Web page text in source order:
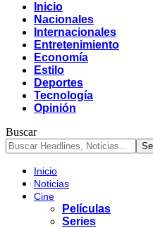
Inicio
Nacionales
Internacionales
Entretenimiento
Economía
Estilo
Deportes
Tecnología
Opinión
Buscar
Inicio
Noticias
Cine
Películas
Series